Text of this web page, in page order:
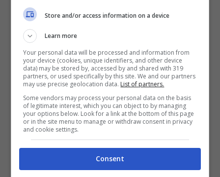
SEDI OPERATIVE: sedi nautiche di Nisida c/to
sezione Aeronautica Militare e Napoli c/to
Se.ve.na Marina Militare al Molosiglio.
PER INFO: Presidenza direzione@peepul.it
cell.3356973981 Asd Peepul Sport Onlus – Via
Carlo Poerio 103/107 – 80121 Napoli.
Coordinamento: asdsport@peepul.it –
Store and/or access information on a device
Learn more
Your personal data will be processed and information from
your device (cookies, unique identifiers, and other device
data) may be stored by, accessed by and shared with 319
partners, or used specifically by this site. We and our partners
may use precise geolocation data. List of partners.
Some vendors may process your personal data on the basis
of legitimate interest, which you can object to by managing
your options below. Look for a link at the bottom of this page
or in the site menu to manage or withdraw consent in privacy
and cookie settings.
Consent